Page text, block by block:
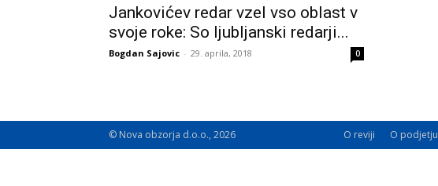
Jankovićev redar vzel vso oblast v
svoje roke: So ljubljanski redarji...
Bogdan Sajovic - 29. aprila, 2018 0
O reviji O podjetju
© Nova obzorja d.o.o., 2026